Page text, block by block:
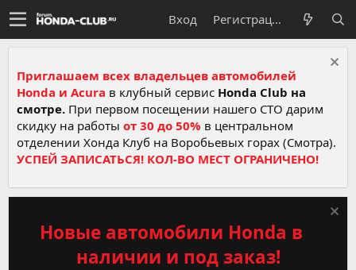
Вход Регистрация
Приглашаем всех владельцев автомобилей
Honda и Acura в клубный сервис Honda Club на
смотре. При первом посещении нашего СТО дарим
скидку на работы от 30 до 50% в центральном
отделении Хонда Клуб на Воробьевых горах (Смотра).
УСПЕЙ ЗАПИСАТЬСЯ! КОЛ-ВО МЕСТ ОГРАНИЧЕНО!
Новые автомобили Honda в
наличии и под заказ!